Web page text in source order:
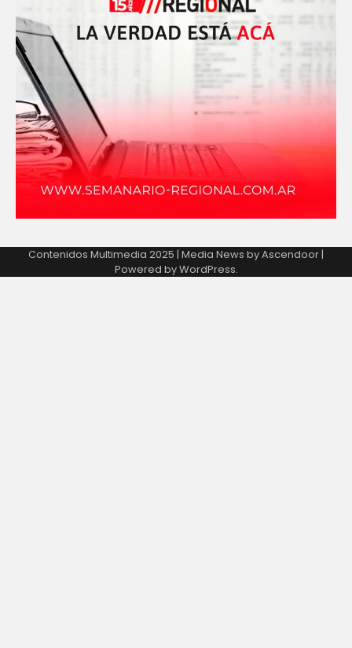
Contenidos Multimedia 2025 | Media News byAscendoor|
Powered byWordPress.